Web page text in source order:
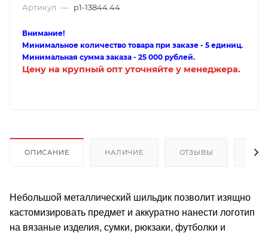
Артикул — p1-13844.44
Внимание!
Минимальное количество товара при заказе - 5 единиц.
Минимальная сумма заказа - 25 000 рублей.
Цену на крупный опт уточняйте у менеджера.
ОПИСАНИЕ НАЛИЧИЕ ОТЗЫВЫ
Небольшой металлический шильдик позволит изящно
кастомизировать предмет и аккуратно нанести логотип
на вязаные изделия, сумки, рюкзаки, футболки и